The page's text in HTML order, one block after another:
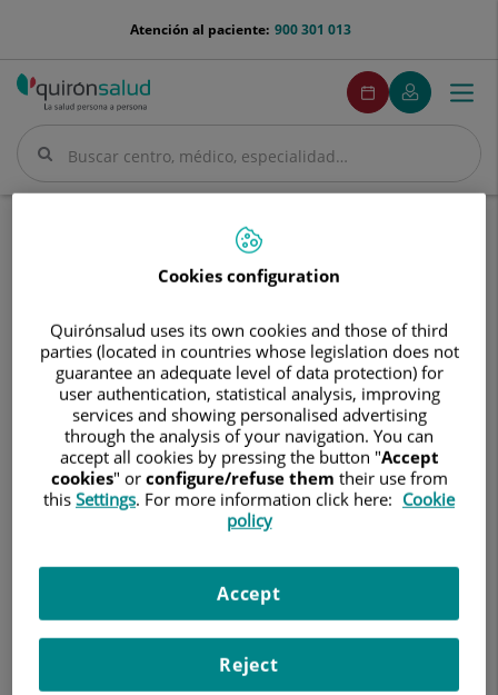
menu-
900 301 013
Atención al paciente:
Buscar
Buscar
menuPedirCita
Pedir
cita
Mi
Quirónsalud
Menú
José Manuel Gata Gata
José
Manuel
José ManuelGata Gata
FACULTATIVO ESPECIALISTA NEUROLOGÍA
NEUROLOGÍA
41013 Sevilla
954 937 676
Cookies configuration
Quirónsalud uses its own cookies and those of third
parties (located in countries whose legislation does not
guarantee an adequate level of data protection) for
user authentication, statistical analysis, improving
services and showing personalised advertising
through the analysis of your navigation. You can
accept all cookies by pressing the button "Accept
cookies" or configure/refuse them their use from
this Settings. For more information click here: Cookie
policy
Reject
Accept